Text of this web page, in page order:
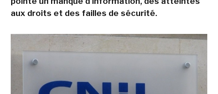
aux droits et des failles de sécurité.